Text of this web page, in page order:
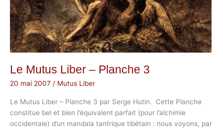
Le Mutus Liber – Planche 3
20 mai 2007 / Mutus Liber
Le Mutus Liber – Planche 3 par Serge Hutin. Cette Planche
constitue bel et bien l’équivalent parfait (pour l’alchimie
occidentale) d’un mandala tantrique tibétain : nous voyons, par